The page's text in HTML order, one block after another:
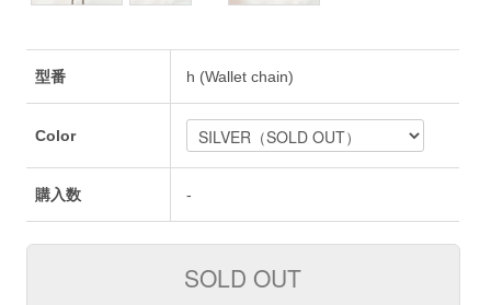
型番 h (Wallet chain)
Color
購入数 -